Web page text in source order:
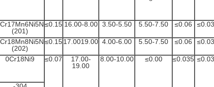
(201)
≤0.15 16.00-8.00 3.50-5.50 5.50-7.50 ≤0.06 ≤0.03
(202)
≤0.1517.0019.00 4.00-6.00 5.50-7.50 ≤0.06 ≤0.03
0Cr18Ni9 ≤0.07
17.00-
19.00
8.00-10.00 ≤0.00 ≤0.035 ≤0.03